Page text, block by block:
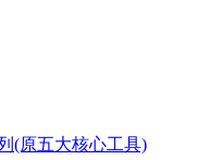
(原五大核心工具)